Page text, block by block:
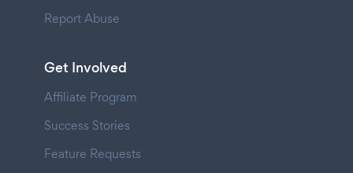
Report Abuse
Get Involved
Affiliate Program
Success Stories
Feature Requests